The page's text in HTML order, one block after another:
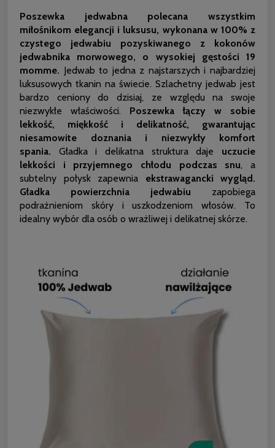
Poszewka jedwabna polecana wszystkim
miłośnikom elegancji i luksusu, wykonana w 100% z
czystego jedwabiu pozyskiwanego z kokonów
jedwabnika morwowego, o wysokiej gęstości 19
momme. Jedwab to jedna z najstarszych i najbardziej
luksusowych tkanin na świecie. Szlachetny jedwab jest
bardzo ceniony do dzisiaj, ze względu na swoje
niezwykłe właściwości. Poszewka łączy w sobie
lekkość, miękkość i delikatność, gwarantując
niesamowite doznania i niezwykły komfort
spania. Gładka i delikatna struktura daje uczucie
lekkości i przyjemnego chłodu podczas snu, a
subtelny połysk zapewnia ekstrawagancki wygląd.
Gładka powierzchnia jedwabiu zapobiega
podrażnieniom skóry i uszkodzeniom włosów. To
idealny wybór dla osób o wrażliwej i delikatnej skórze.